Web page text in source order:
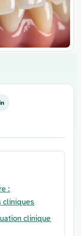
:
cliniques
clinique